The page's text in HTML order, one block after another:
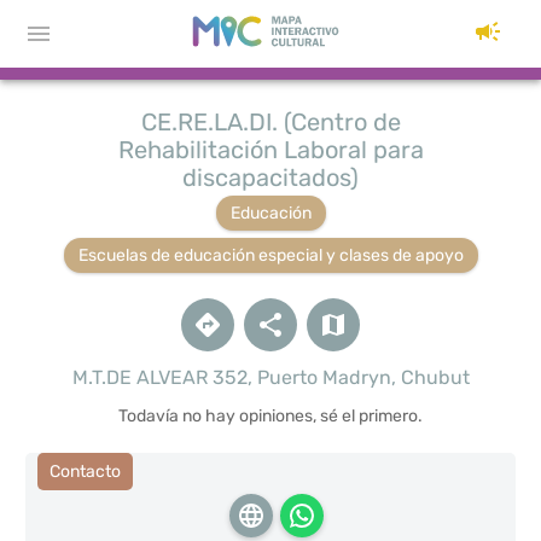
CE.RE.LA.DI. (Centro de
Rehabilitación Laboral para
discapacitados)
Educación
Escuelas de educación especial y clases de apoyo
M.T.DE ALVEAR 352, Puerto Madryn, Chubut
Todavía no hay opiniones, sé el primero.
Contacto